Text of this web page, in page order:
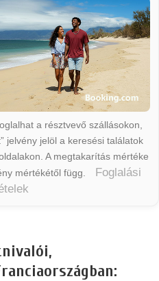
a résztvevő szállásokon,
jelvény jelöl a keresési találatok
A megtakarítás mértéke
mértékétől függ.
Foglalási